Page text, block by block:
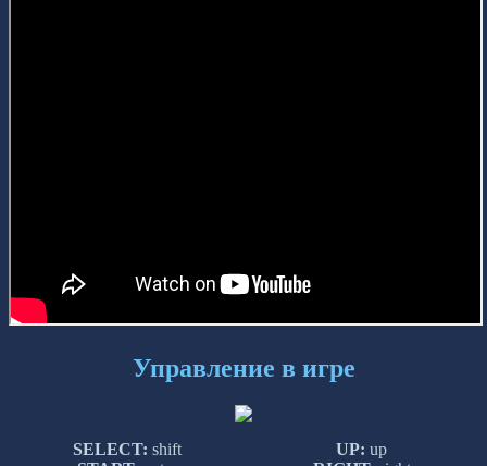
Управление в игре
SELECT: shift
UP: up